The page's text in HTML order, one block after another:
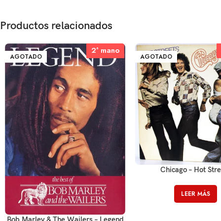
Productos relacionados
AGOTADO
2ª mano
2ª mano
AGOTADO
Chicago – Hot
LEER MÁS